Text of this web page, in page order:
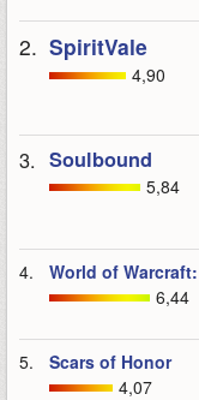
2. SpiritVale
4,90
3. Soulbound
5,84
4.
World of
6,44
5.
Scars of Honor
4,07